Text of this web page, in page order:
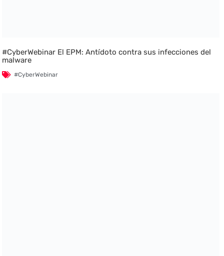
#CyberWebinar El EPM: Antídoto contra sus infecciones del
malware
#CyberWebinar